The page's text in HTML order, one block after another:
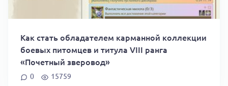
Как стать обладателем карманной коллекции
боевых питомцев и титула VIII ранга
«Почетный зверовод»
0 15759